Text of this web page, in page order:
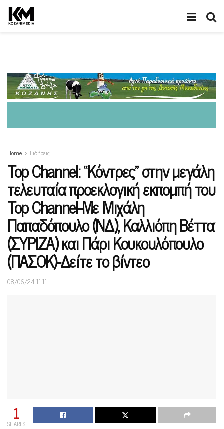
Home Ειδήσεις
Top Channel: “Κόντρες” στην μεγάλη
τελευταία προεκλογική εκπομπή του
Top Channel-Με Μιχάλη
Παπαδόπουλο (ΝΔ), Καλλιόπη Βέττα
(ΣΥΡΙΖΑ) και Πάρι Κουκουλόπουλο
(ΠΑΣΟΚ)-Δείτε το βίντεο
08/06/24 11:11
1
SHARES